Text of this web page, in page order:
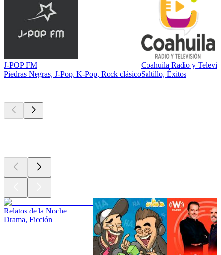
J-POP FM
Piedras Negras, J-Pop, K-Pop, Rock clásico
Coahuila Radio y
Saltillo, Éxitos
Relatos de la Noche
Drama, Ficción